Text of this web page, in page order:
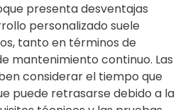
presenta desventajas
personalizado suele
tanto en términos de
mantenimiento continuo. Las
considerar el tiempo que
puede retrasarse debido a la